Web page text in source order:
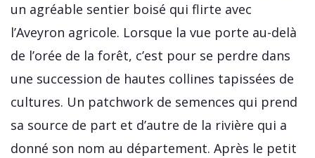
un agréable sentier boisé qui flirte avec
l’Aveyron agricole. Lorsque la vue porte au-delà
de l’orée de la forêt, c’est pour se perdre dans
une succession de hautes collines tapissées de
cultures. Un patchwork de semences qui prend
sa source de part et d’autre de la rivière qui a
donné son nom au département. Après le petit